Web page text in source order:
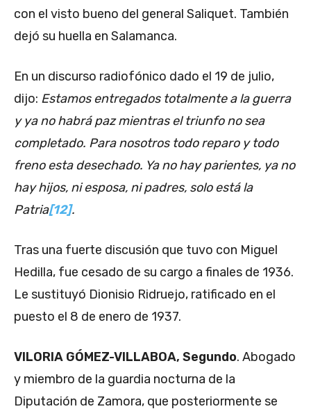
con el visto bueno del general Saliquet. También
dejó su huella en Salamanca.
En un discurso radiofónico dado el 19 de julio,
dijo: Estamos entregados totalmente a la guerra
y ya no habrá paz mientras el triunfo no sea
completado. Para nosotros todo reparo y todo
freno esta desechado. Ya no hay parientes, ya no
hay hijos, ni esposa, ni padres, solo está la
Patria[12].
Tras una fuerte discusión que tuvo con Miguel
Hedilla, fue cesado de su cargo a finales de 1936.
Le sustituyó Dionisio Ridruejo, ratificado en el
puesto el 8 de enero de 1937.
VILORIA GÓMEZ-VILLABOA, Segundo. Abogado
y miembro de la guardia nocturna de la
Diputación de Zamora, que posteriormente se